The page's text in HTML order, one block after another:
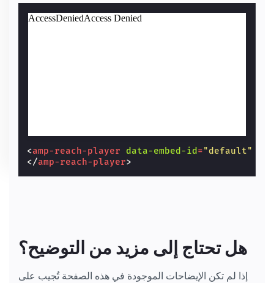
<amp-reach-player data-embed-id ="default"
</amp-reach-player>
هل تحتاج إلى مزيد من التوضيح؟
إذا لم تكن الإيضاحات الموجودة في هذه الصفحة تُجيب على